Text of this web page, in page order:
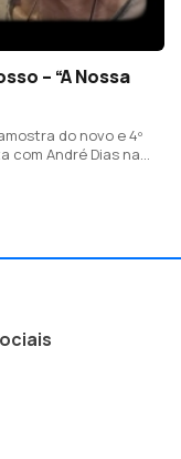
– “A Nossa
do novo e 4º
com André Dias na